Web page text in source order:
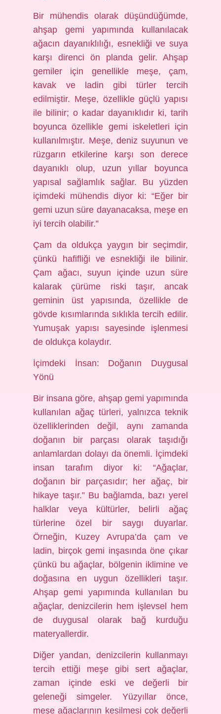
Bir mühendis olarak düşündüğümde,
ahşap gemi yapımında kullanılacak
ağacın dayanıklılığı, esnekliği ve suya
karşı direnci ön planda gelir. Ahşap
gemiler için genellikle meşe, çam,
kavak ve ladin gibi türler tercih
edilmiştir. Meşe, özellikle güçlü yapısı
ile bilinir; o kadar dayanıklıdır ki, tarih
boyunca özellikle gemi iskeletleri için
kullanılmıştır. Meşe, deniz suyunun ve
rüzgarın etkilerine karşı son derece
dayanıklı olup, uzun yıllar boyunca
yapısal sağlamlık sağlar. Bu yüzden
içimdeki mühendis diyor ki: “Eğer bir
gemi uzun süre dayanacaksa, meşe en
iyi tercih olabilir.”
Çam da oldukça yaygın bir seçimdir,
çünkü hafifliği ve esnekliği ile bilinir.
Çam ağacı, suyun içinde uzun süre
kalarak çürüme riski taşır, ancak
geminin üst yapısında, özellikle de
gövde kısımlarında sıklıkla tercih edilir.
Yumuşak yapısı sayesinde işlenmesi
de oldukça kolaydır.
İçimdeki İnsan: Doğanın Duygusal
Yönü
Bir insana göre, ahşap gemi yapımında
kullanılan ağaç türleri, yalnızca teknik
özelliklerinden değil, aynı zamanda
doğanın bir parçası olarak taşıdığı
anlamlardan dolayı da önemli. İçimdeki
insan tarafım diyor ki: “Ağaçlar,
doğanın bir parçasıdır; her ağaç, bir
hikaye taşır.” Bu bağlamda, bazı yerel
halklar veya kültürler, belirli ağaç
türlerine özel bir saygı duyarlar.
Örneğin, Kuzey Avrupa’da çam ve
ladin, birçok gemi inşasında öne çıkar
çünkü bu ağaçlar, bölgenin iklimine ve
doğasına en uygun özellikleri taşır.
Ahşap gemi yapımında kullanılan bu
ağaçlar, denizcilerin hem işlevsel hem
de duygusal olarak bağ kurduğu
materyallerdir.
Diğer yandan, denizcilerin kullanmayı
tercih ettiği meşe gibi sert ağaçlar,
zaman içinde eski ve değerli bir
geleneği simgeler. Yüzyıllar önce,
meşe ağaçlarının kesilmesi çok değerli